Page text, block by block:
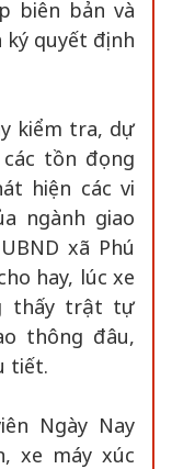
biên bản và
ký quyết định
kiểm tra, dự
tồn đọng
hiện các vi
ngành giao
xã Phú
hay, lúc xe
thấy trật tự
thông đâu,
tiết.
Ngày Nay
xe máy xúc